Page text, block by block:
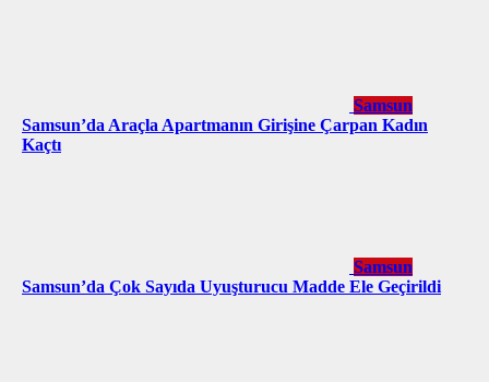
Samsun
Samsun’da Araçla Apartmanın Girişine Çarpan Kadın
Kaçtı
Samsun
Samsun’da Çok Sayıda Uyuşturucu Madde Ele Geçirildi